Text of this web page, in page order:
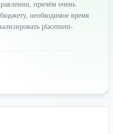
причём очень
необходимое время
placement-